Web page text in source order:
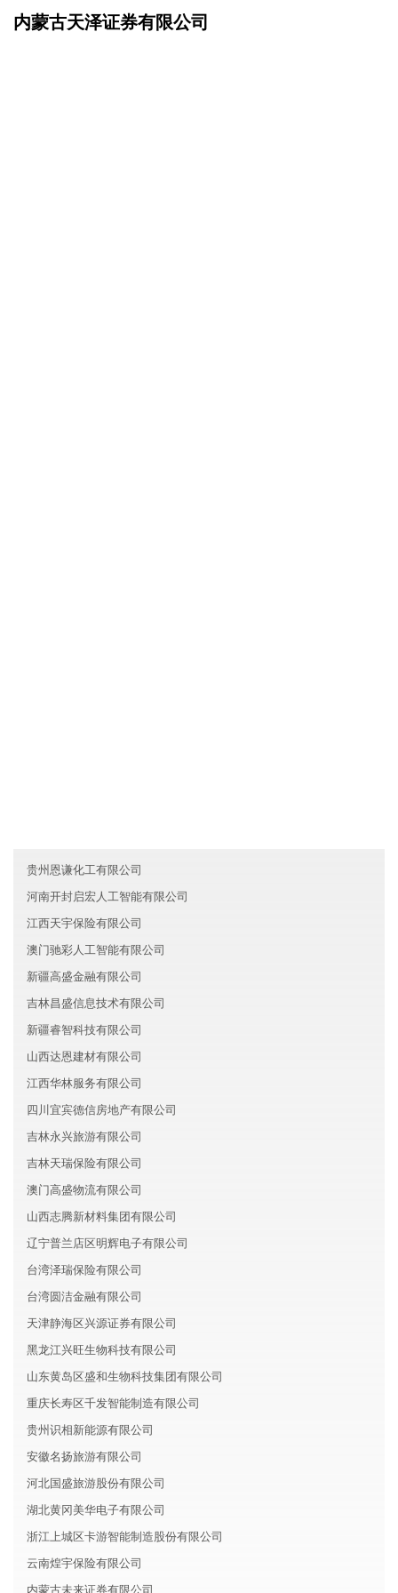
内蒙古天泽证券有限公司
贵州恩谦化工有限公司
河南开封启宏人工智能有限公司
江西天宇保险有限公司
澳门驰彩人工智能有限公司
新疆高盛金融有限公司
吉林昌盛信息技术有限公司
新疆睿智科技有限公司
山西达恩建材有限公司
江西华林服务有限公司
四川宜宾德信房地产有限公司
吉林永兴旅游有限公司
吉林天瑞保险有限公司
澳门高盛物流有限公司
山西志腾新材料集团有限公司
辽宁普兰店区明辉电子有限公司
台湾泽瑞保险有限公司
台湾圆洁金融有限公司
天津静海区兴源证券有限公司
黑龙江兴旺生物科技有限公司
山东黄岛区盛和生物科技集团有限公司
重庆长寿区千发智能制造有限公司
贵州识相新能源有限公司
安徽名扬旅游有限公司
河北国盛旅游股份有限公司
湖北黄冈美华电子有限公司
浙江上城区卡游智能制造股份有限公司
云南煌宇保险有限公司
内蒙古未来证券有限公司